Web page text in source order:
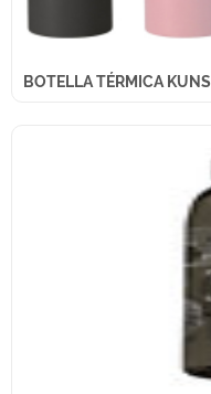
BOTELLA TÉRMICA KUNS